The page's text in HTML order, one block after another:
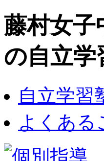
藤村女子
の自立学
自立学習
よくある